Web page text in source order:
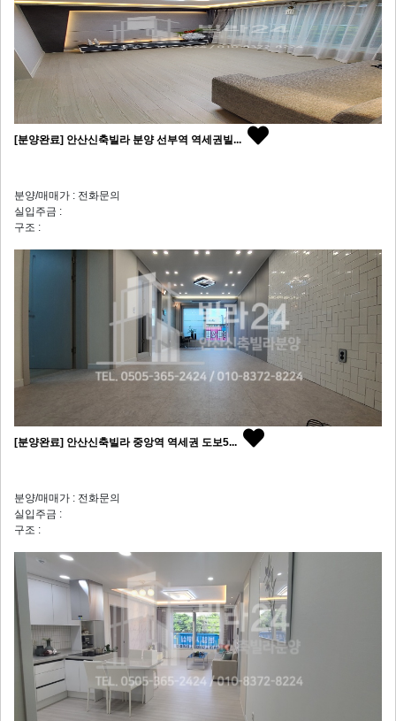
[분양완료] 안산신축빌라 분양 선부역 역세권빌...
분양/매매가 : 전화문의
실입주금 :
구조 :
[분양완료] 안산신축빌라 중앙역 역세권 도보5...
분양/매매가 : 전화문의
실입주금 :
구조 :